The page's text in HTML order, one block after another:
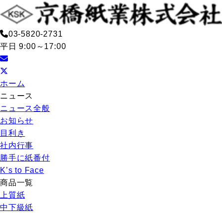
03-5820-2731
平日 9:00～17:00
ホーム
ニュース
ニュース全般
お知らせ
目利き
社内行事
勝手に紙番付
K’s to Face
商品一覧
上質紙
中下級紙